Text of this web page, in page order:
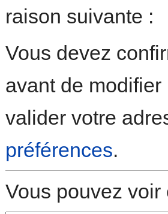
raison suivante :
Vous devez
avant de
valider votre
préférences.
Vous pouvez